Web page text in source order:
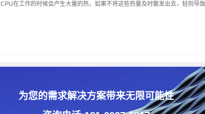
CPU在工作的时候会产生大量的热，如果不将这些热量及时散发出去，轻则导
为您的需求解决方案带来无限可能性